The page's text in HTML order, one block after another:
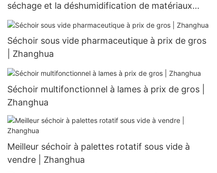
séchage et la déshumidification de matériaux
pulvérulents | Zhanghua
Séchoir sous vide pharmaceutique à prix de gros
| Zhanghua
Séchoir multifonctionnel à lames à prix de gros |
Zhanghua
Meilleur séchoir à palettes rotatif sous vide à
vendre | Zhanghua